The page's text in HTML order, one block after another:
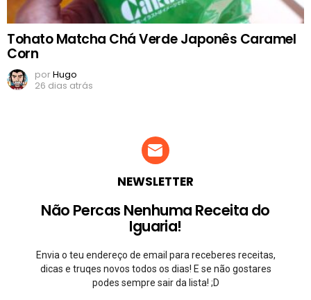
Tohato Matcha Chá Verde Japonês Caramel
Corn
porHugo
26 dias atrás
NEWSLETTER
Não Percas Nenhuma Receita do
Iguaria!
Envia o teu endereço de email para receberes receitas,
dicas e truqes novos todos os dias! E se não gostares
podes sempre sair da lista! ;D